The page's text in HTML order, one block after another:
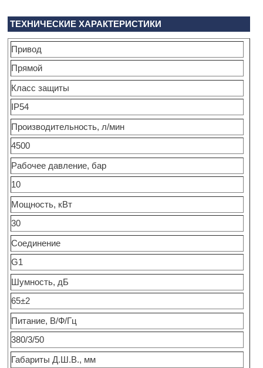
ТЕХНИЧЕСКИЕ ХАРАКТЕРИСТИКИ
Привод
Прямой
Класс защиты
IP54
Производительность, л/мин
4500
Рабочее давление, бар
10
Мощность, кВт
30
Соединение
G1
Шумность, дБ
65±2
Питание, В/Ф/Гц
380/3/50
Габариты Д.Ш.В., мм